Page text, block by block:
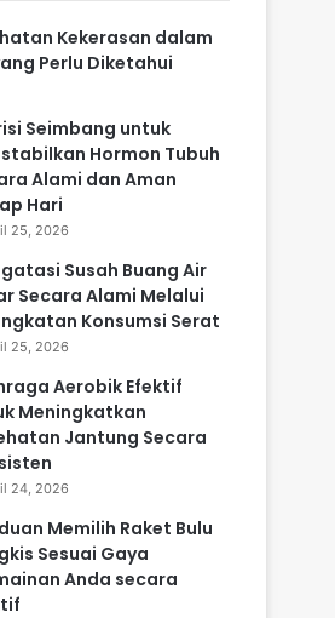
Kekerasan dalam
Perlu Diketahui
Seimbang untuk
Hormon Tubuh
Alami dan Aman
Hari
25, 2026
Susah Buang Air
Secara Alami Melalui
Konsumsi Serat
25, 2026
Aerobik Efektif
Meningkatkan
Jantung Secara
24, 2026
Memilih Raket Bulu
Sesuai Gaya
Anda secara